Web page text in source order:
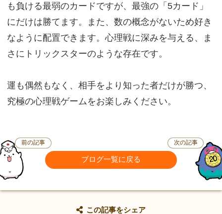
も負ける最弱のカードですが、最強の「5カード」
にだけは勝てます。また、数の概念がないため好き
なように配置できます。心理戦に深みを与える、ま
さにトリックスターのような存在です。
運も偶然もなく、相手をより知った者だけが勝つ、
究極の心理戦ゲームをお楽しみください。
前の記事
ブログ一覧に戻る
次の記事
この記事をシェア